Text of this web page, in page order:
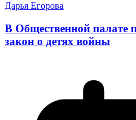
Дарья Егорова
В Общественной палате
закон о детях войны